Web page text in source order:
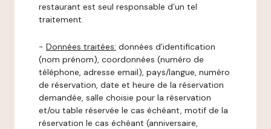
restaurant est seul responsable d’un tel
traitement.
- Données traitées: données d'identification
(nom prénom), coordonnées (numéro de
téléphone, adresse email), pays/langue, numéro
de réservation, date et heure de la réservation
demandée, salle choisie pour la réservation
et/ou table réservée le cas échéant, motif de la
réservation le cas échéant (anniversaire,